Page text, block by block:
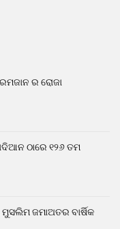
ର ରୋଜା
ଠାରେ ୧୨୬ ତମ
ଜମାଅତର ବାର୍ଷିକ